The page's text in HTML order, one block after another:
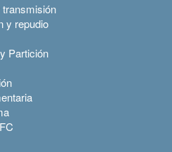
y repudio
Partición